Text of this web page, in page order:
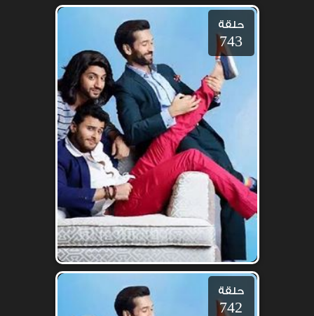
حلقة
743
حلقة
742